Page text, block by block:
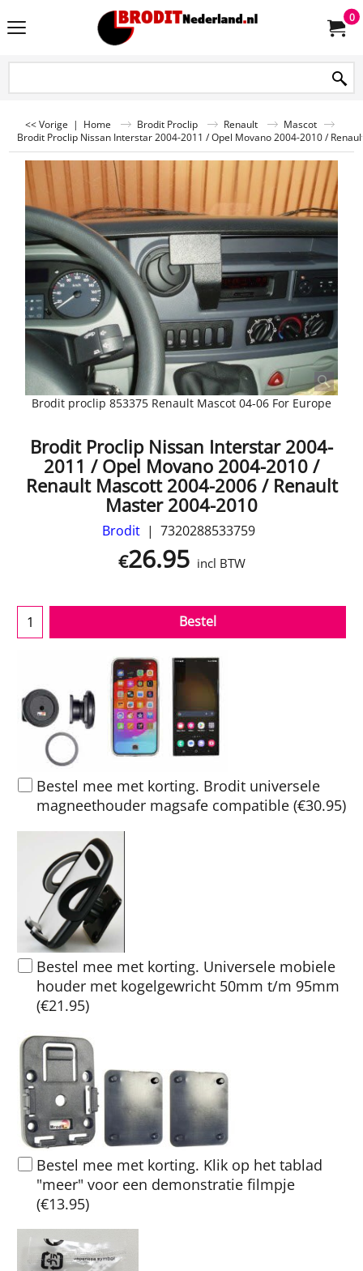
0
<< Vorige | Home Brodit Proclip Renault
Mascot
Brodit Proclip Nissan Interstar 2004-2011 / Opel Movano 2004-2010 /
Brodit proclip 853375 Renault Mascot 04-06 For Europe
Brodit Proclip Nissan Interstar 2004-
2011 / Opel Movano 2004-2010 /
Renault Mascott 2004-2006 / Renault
Master 2004-2010
Brodit 7320288533759
€26.95 incl BTW
Bestel
Bestel mee met korting. Brodit universele
magneethouder magsafe compatible (€30.95)
Bestel mee met korting. Universele mobiele
houder met kogelgewricht 50mm t/m 95mm
(€21.95)
Bestel mee met korting. Klik op het tablad
"meer" voor een demonstratie filmpje
(€13.95)